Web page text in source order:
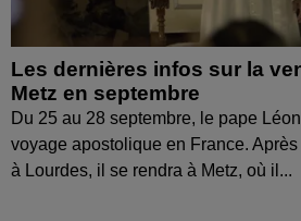
Les dernières infos sur la
Metz en septembre
Du 25 au 28 septembre, le pape
voyage apostolique en France.
à Lourdes, il se rendra à Metz, où il...